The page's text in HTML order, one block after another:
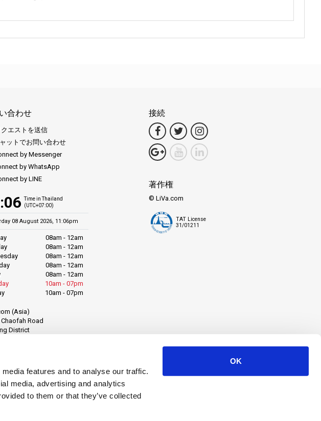
features and to analyse our traffic.
media, advertising and analytics
to them or that they’ve collected
OK
合わせ
クエストを送信
ットでお問い合わせ
by Messenger
by WhatsApp
by LINE
Time in Thailand
(UTC+07:00)
08 August 2026, 11:06pm
08am - 12am
08am - 12am
08am - 12am
08am - 12am
08am - 12am
10am - 07pm
10am - 07pm
(Asia)
Road
District
接続
著作権
© LiVa.com
TAT License
31/01211